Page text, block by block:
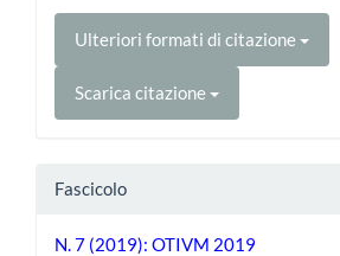
Ulteriori formati di citazione
Scarica citazione
Fascicolo
N. 7 (2019): OTIVM 2019